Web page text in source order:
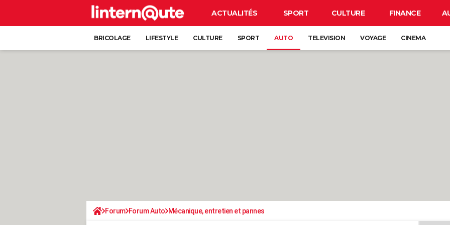
ACTUALITÉS SPORT CULTURE FINANCE
BRICOLAGE LIFESTYLE CULTURE SPORT AUTO TELEVISION VOYAGE CINEMA
Forum Forum Auto Mécanique, entretien et pannes